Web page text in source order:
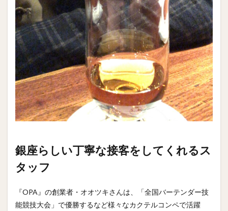
銀座らしい丁寧な接客をしてくれるス
タッフ
『OPA』の創業者・オオツキさんは、「全国バーテンダー技
能競技大会」で優勝するなど様々なカクテルコンペで活躍